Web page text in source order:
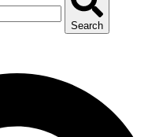
Search